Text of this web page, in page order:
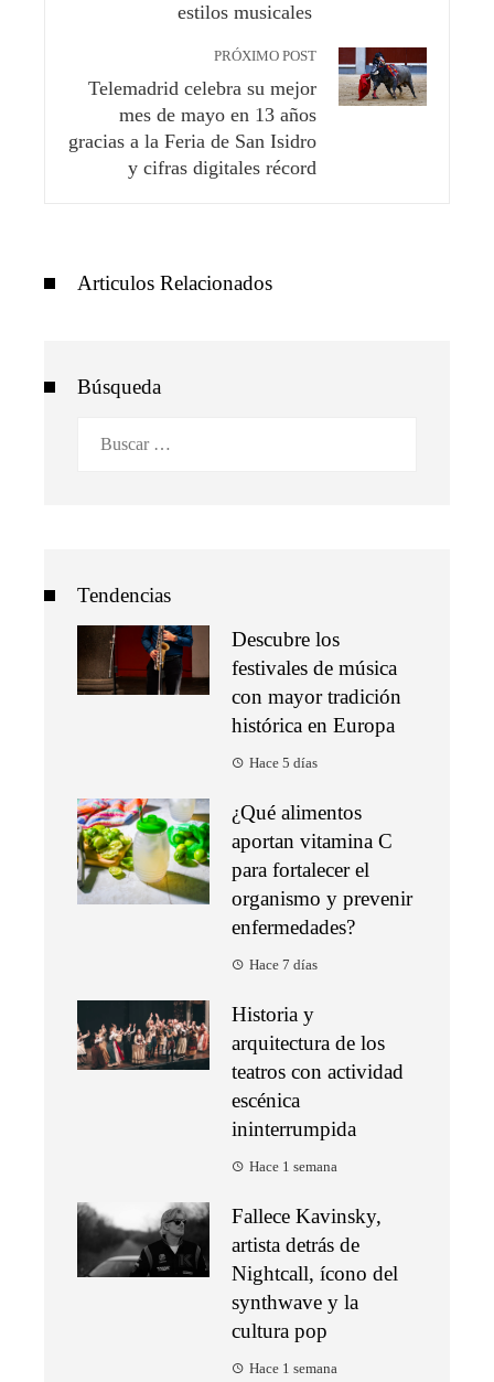
estilos musicales
PRÓXIMO POST
Telemadrid celebra su mejor
mes de mayo en 13 años
gracias a la Feria de San Isidro
y cifras digitales récord
Articulos Relacionados
Búsqueda
Tendencias
Descubre los
festivales de música
con mayor tradición
histórica en Europa
Hace 5 días
¿Qué alimentos
aportan vitamina C
para fortalecer el
organismo y prevenir
enfermedades?
Hace 7 días
Historia y
arquitectura de los
teatros con actividad
escénica
ininterrumpida
Hace 1 semana
Fallece Kavinsky,
artista detrás de
Nightcall, ícono del
synthwave y la
cultura pop
Hace 1 semana